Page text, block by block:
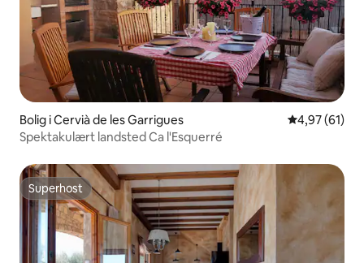
Bolig i Cervià de les Garrigues 4,97 ud af 5
4,97 (61)
Spektakulært landsted Ca l'Esquerré
Superhost
Superhost